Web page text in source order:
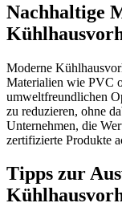
Nachhaltige
Moderne
Materialien wie PVC
umweltfreundlichen
zu reduzieren, ohne
Unternehmen, die
zertifizierte Produkte
Tipps zur